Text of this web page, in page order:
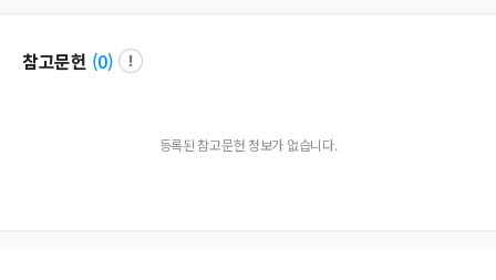
참고문헌 (0)
등록된 참고문헌 정보가 없습니다.